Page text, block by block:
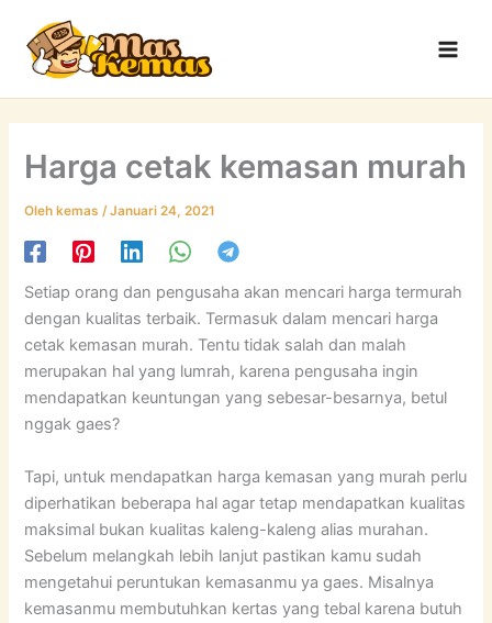
konten
Harga cetak kemasan murah
Olehkemas/Januari 24, 2021
Setiap orang dan pengusaha akan mencari harga termurah
dengan kualitas terbaik. Termasuk dalam mencari harga
cetak kemasan murah. Tentu tidak salah dan malah
merupakan hal yang lumrah, karena pengusaha ingin
mendapatkan keuntungan yang sebesar-besarnya, betul
nggak gaes?
Tapi, untuk mendapatkan harga kemasan yang murah perlu
diperhatikan beberapa hal agar tetap mendapatkan kualitas
maksimal bukan kualitas kaleng-kaleng alias murahan.
Sebelum melangkah lebih lanjut pastikan kamu sudah
mengetahui peruntukan kemasanmu ya gaes. Misalnya
kemasanmu membutuhkan kertas yang tebal karena butuh